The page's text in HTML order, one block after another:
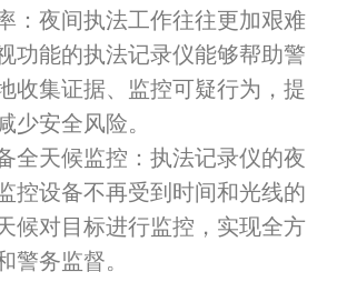
：夜间执法工作往往更加艰难
功能的执法记录仪能够帮助警
收集证据、监控可疑行为，提
少安全风险。
全天候监控：执法记录仪的夜
控设备不再受到时间和光线的
候对目标进行监控，实现全方
警务监督。